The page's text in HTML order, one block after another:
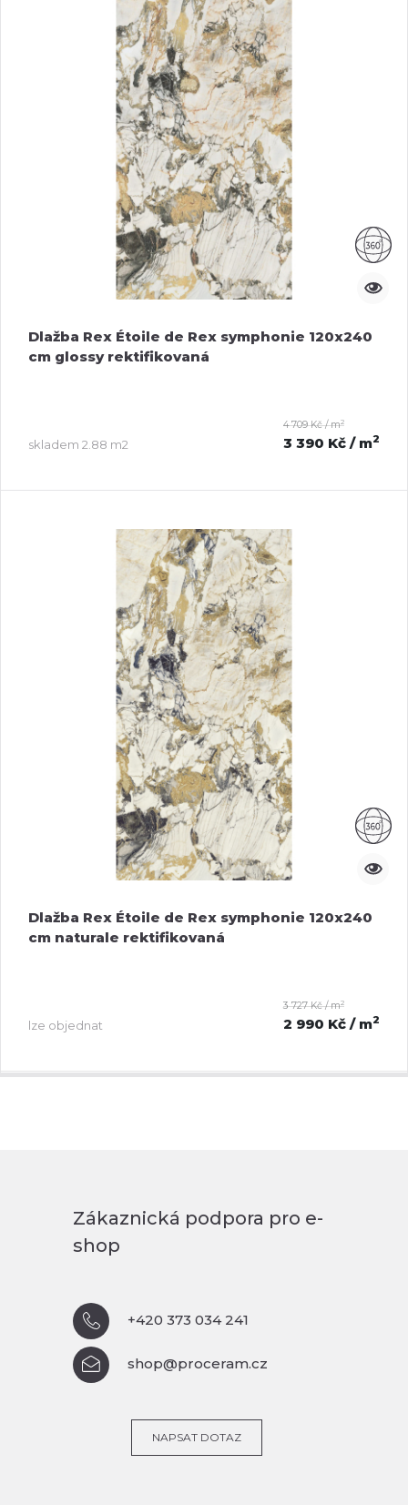
Dlažba Rex Étoile de Rex symphonie 120x240
cm glossy rektifikovaná
skladem 2.88 m2
4 709 Kč / m2
3 390 Kč / m2
Dlažba Rex Étoile de Rex symphonie 120x240
cm naturale rektifikovaná
lze objednat
3 727 Kč / m2
2 990 Kč / m2
Zákaznická podpora pro e-
shop
+420 373 034 241
shop@proceram.cz
NAPSAT DOTAZ